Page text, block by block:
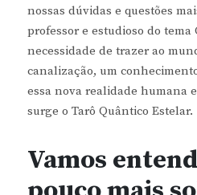
nossas dúvidas e questões
professor e estudioso do tema
necessidade de trazer ao
canalização, um
essa nova realidade humana
surge o Tarô Quântico Estelar.
Vamos